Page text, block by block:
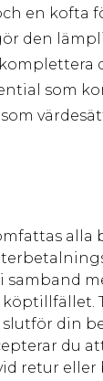
en
den
som
alla
slutför din
du
retur eller